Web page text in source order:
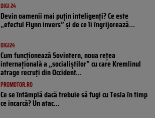
DIGI 24
Devin oamenii mai puțin inteligenți? Ce este
„efectul Flynn invers” și de ce îi îngrijorează...
DIGI24
Cum funcționează Sovintern, noua rețea
internațională a „socialiștilor” cu care Kremlinul
atrage recruți din Occident...
PROMOTOR.RO
Ce se întâmplă dacă trebuie să fugi cu Tesla în timp
ce încarcă? Un atac...